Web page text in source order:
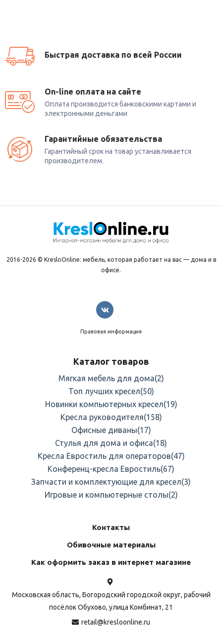
Быстрая доставка по всей России
On-line оплата на сайте
Оплата производится банковскими картами и
электронными деньгами
Гарантийные обязательства
Гарантийный срок на товар устанавливается
производителем.
2016-2026 © KresloOnline: мебель, которая работает на вас — дома и в
офисе.
Правовая информация
Каталог товаров
Мягкая мебель для дома(2)
Топ лучших кресел(50)
Новинки компьютерных кресел(19)
Кресла руководителя(158)
Офисные диваны(17)
Стулья для дома и офиса(18)
Кресла Евростиль для операторов(47)
Конференц-кресла Евростиль(67)
Запчасти и комплектующие для кресел(3)
Игровые и компьютерные столы(2)
Контакты
Обивочные материалы
Как оформить заказ в интернет магазине
Московская область, Богородский городской округ, рабочий
посёлок Обухово, улица Комбинат, 21
retail@kresloonline.ru